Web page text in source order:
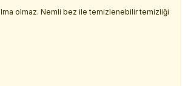
olmaz. Nemli bez ile temizlenebilir temizliği